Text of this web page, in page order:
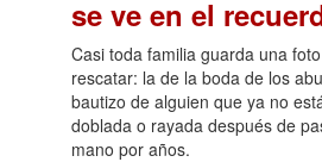
se ve en el
Casi toda familia guarda una
rescatar: la de la boda de los
bautizo de alguien que ya no
doblada o rayada después de
mano por años.